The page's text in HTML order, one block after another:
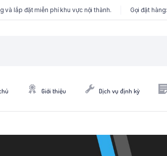
và lắp đặt miễn phí khu vực nội thành. Gọi đặt hàng:
Giới thiệu Dịch vụ định kỳ